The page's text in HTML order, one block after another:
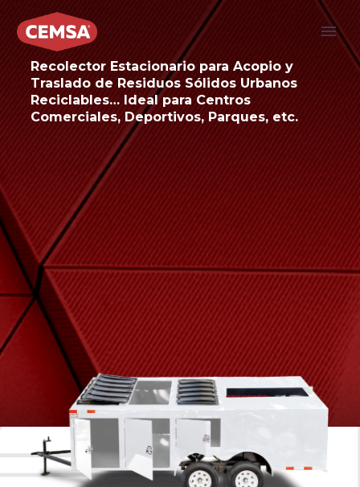
Recolector Estacionario para Acopio y
Traslado de Residuos Sólidos Urbanos
Reciclables… Ideal para Centros
Comerciales, Deportivos, Parques, etc.